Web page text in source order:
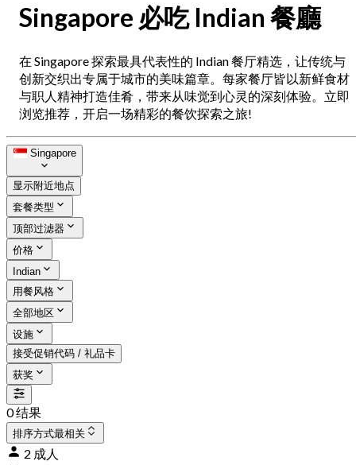
Singapore 必吃 Indian 餐廳
在 Singapore 探索最具代表性的 Indian 餐厅精选，让传统与
创新交织出专属于城市的美味篇章。每家餐厅皆以新鲜食材
与职人精神打造佳肴，带来从味觉到心灵的深刻体验。立即
浏览推荐，开启一场精彩的餐饮探索之旅!
Singapore
显示附近地点
套餐类型
顶部过滤器
价格
Indian
用餐风格
全部地区
设施
接受促销代码 / 礼品卡
获奖
0 结果
排序方式最相关
2 成人